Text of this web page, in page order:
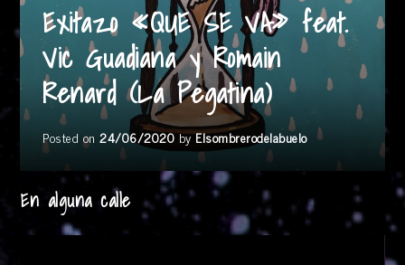
Exitazo «QUE SE VA» feat.
Vic Guadiana y Romain
Renard (La Pegatina)
Posted on24/06/2020byElsombrerodelabuelo
En alguna calle